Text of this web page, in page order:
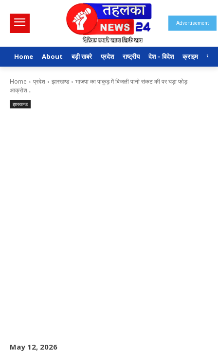
Advertisement
Home About बड़ी खबरे प्रदेश राष्ट्रीय देश – विदेश क्राइम
Home प्रदेश झारखण्ड
भाजपा का पाकुड़ में बिजली पानी संकट की पर घड़ा फोड़
आक्रोश...
झारखण्ड
May 12, 2026